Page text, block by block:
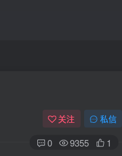
关注 私信
0 9355 1